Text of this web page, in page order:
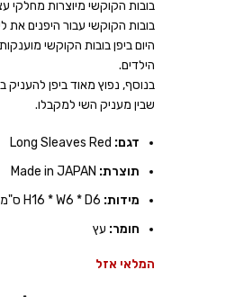
בובות הקוקשי מיוצרות מחלקי
בובות הקוקשי עבור היפנים
היום ביפן בובות הקוקשי
הילדים.
בנוסף, נפוץ מאוד ביפן
שבין מעניק השי למקבלו.
דגם: Long Sleaves Red
תוצרת:
מידות:
חומר: עץ
המלאי אזל